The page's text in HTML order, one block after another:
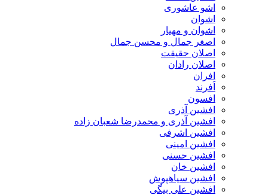
اشو عاشوری
اشوان
اشوان و مهیار
اصغر جمال و محسن جمال
اصلان حقیقت
اصلان رادان
افران
اَفرند
افسون
افشین آذری
افشین آذری و محمدرضا شعبان زاده
افشین اشرفی
افشین امینی
افشین حسنی
افشین خان
افشین سیاهپوش
افشین علی بیگی